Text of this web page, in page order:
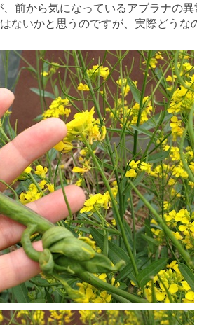
前から気になっているアブラナの
ないかと思うのですが、実際どうな